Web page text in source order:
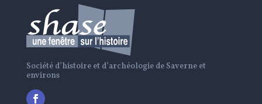
Société d’histoire et d’archéologie de Saverne et
environs